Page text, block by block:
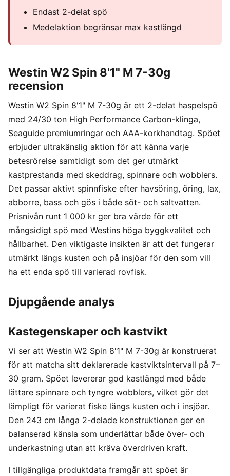
Endast 2-delat spö
Medelaktion begränsar max kastlängd
Westin W2 Spin 8'1" M 7-30g
recension
Westin W2 Spin 8'1" M 7-30g är ett 2-delat haspelspö
med 24/30 ton High Performance Carbon-klinga,
Seaguide premiumringar och AAA-korkhandtag. Spöet
erbjuder ultrakänslig aktion för att känna varje
betesrörelse samtidigt som det ger utmärkt
kastprestanda med skeddrag, spinnare och wobblers.
Det passar aktivt spinnfiske efter havsöring, öring, lax,
abborre, bass och gös i både söt- och saltvatten.
Prisnivån runt 1 000 kr ger bra värde för ett
mångsidigt spö med Westins höga byggkvalitet och
hållbarhet. Den viktigaste insikten är att det fungerar
utmärkt längs kusten och på insjöar för den som vill
ha ett enda spö till varierad rovfisk.
Djupgående analys
Kastegenskaper och kastvikt
Vi ser att Westin W2 Spin 8'1" M 7-30g är konstruerat
för att matcha sitt deklarerade kastviktsintervall på 7–
30 gram. Spöet levererar god kastlängd med både
lättare spinnare och tyngre wobblers, vilket gör det
lämpligt för varierat fiske längs kusten och i insjöar.
Den 243 cm långa 2-delade konstruktionen ger en
balanserad känsla som underlättar både över- och
underkastning utan att kräva överdriven kraft.
I tillgängliga produktdata framgår att spöet är